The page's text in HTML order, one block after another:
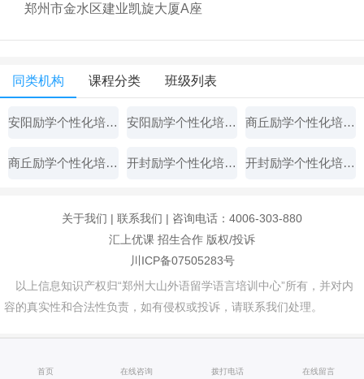
郑州市金水区建业凯旋大厦A座
同类机构 课程分类 班级列表
安阳励学个性化培训学校 安阳励学个性化培训学校 商丘励学个性化培训学校
商丘励学个性化培训学校 开封励学个性化培训学校 开封励学个性化培训学校
关于我们 | 联系我们 | 咨询电话：4006-303-880
汇上优课 招生合作 版权/投诉
川ICP备07505283号
以上信息知识产权归“郑州大山外语留学语言培训中心”所有，并对内
容的真实性和合法性负责，如有侵权或投诉，请联系我们处理。
首页 在线咨询 拨打电话 在线留言